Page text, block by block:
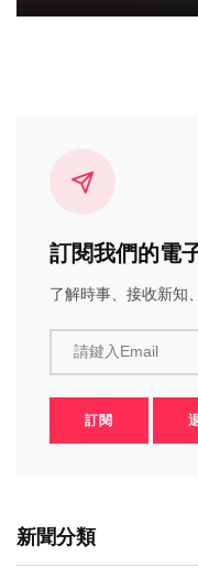
訂閱我們的電
了解時事、接收新知
請鍵入Email
訂閱
新聞分類